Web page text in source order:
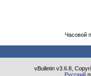
Часовой
vBulletin v3.6.8,
Русский